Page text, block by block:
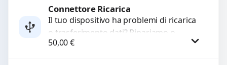
Richiedi Preventivo
WhatsApp
Connettore Ricarica
Il tuo dispositivo ha problemi di ricarica
o trasferimento dati? Ripariamo o
sostituiamo connettori di ricarica guasti,
50,00€